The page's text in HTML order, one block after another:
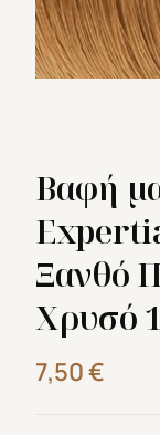
Βαφή
Ξανθό
Χρυσό
7,50€